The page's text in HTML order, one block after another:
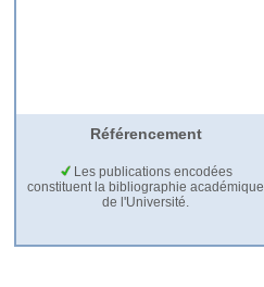
Référencement
Les publications encodées
constituent la bibliographie académique
de l'Université.